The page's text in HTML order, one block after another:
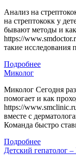
Анализ на
на стрептококк у
бывают методы и
https://
такие исследования
Подробнее
Миколог
Миколог Сегодня
помогает и как
https://
вместе с
Команда быстро
Подробнее
Детский гепатолог